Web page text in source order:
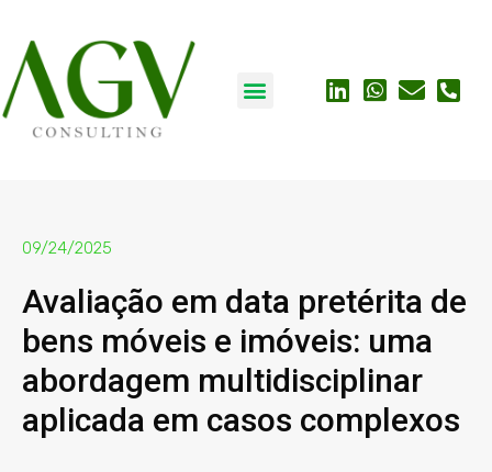
09/24/2025
Avaliação em data pretérita de
bens móveis e imóveis: uma
abordagem multidisciplinar
aplicada em casos complexos